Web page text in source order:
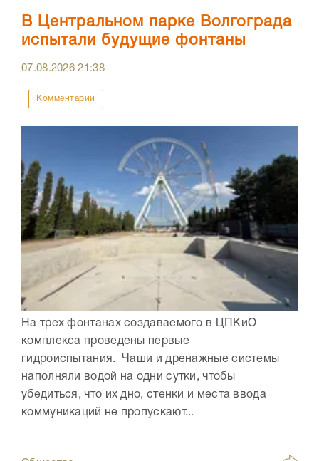
В Центральном парке Волгограда
испытали будущие фонтаны
07.08.202621:38
Комментарии
На трех фонтанах создаваемого в ЦПКиО
комплекса проведены первые
гидроиспытания. Чаши и дренажные системы
наполняли водой на одни сутки, чтобы
убедиться, что их дно, стенки и места ввода
коммуникаций не пропускают...